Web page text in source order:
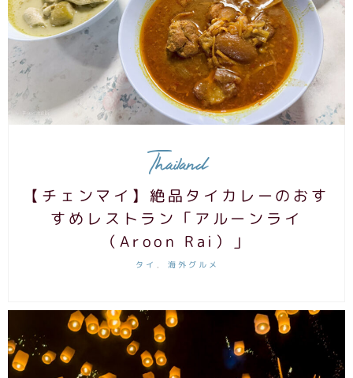
Thailand
【チェンマイ】絶品タイカレーのおす
すめレストラン「アルーンライ
（Aroon Rai）」
タイ , 海外グルメ